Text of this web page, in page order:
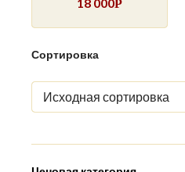
Р
Сортировка
Исходная сортировка